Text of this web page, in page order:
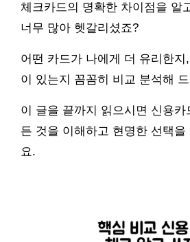
체크카드의 명확한 차이점을 알
너무 많아 헷갈리셨죠?
어떤 카드가 나에게 더 유리한지
이 있는지 꼼꼼히 비교 분석해
이 글을 끝까지 읽으시면 신용
든 것을 이해하고 현명한 선택을
요.